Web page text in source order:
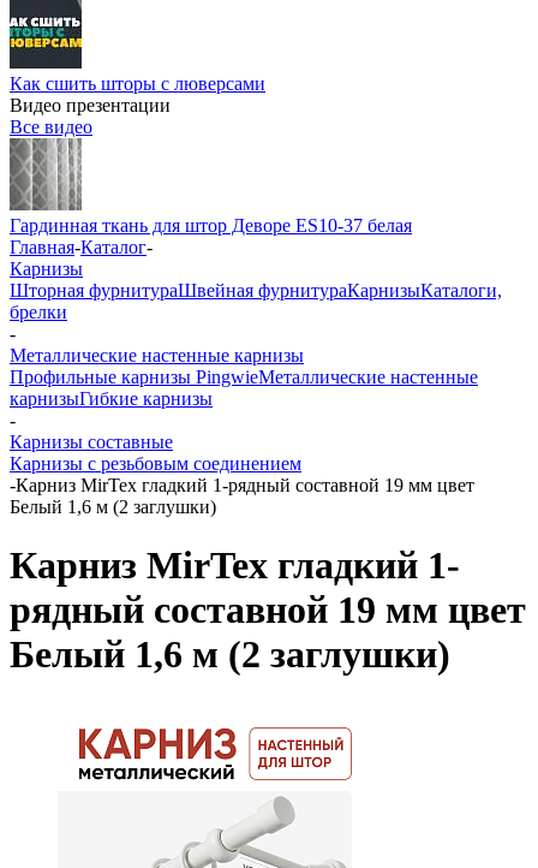
Как сшить шторы с люверсами
Видео презентации
Все видео
Гардинная ткань для штор Деворе ES10-37 белая
Главная-Каталог-
Карнизы
Шторная фурнитураШвейная фурнитураКарнизыКаталоги,
брелки
-
Металлические настенные карнизы
Профильные карнизы PingwieМеталлические настенные
карнизыГибкие карнизы
-
Карнизы составные
Карнизы с резьбовым соединением
-Карниз MirTex гладкий 1-рядный составной 19 мм цвет
Белый 1,6 м (2 заглушки)
Карниз MirTex гладкий 1-
рядный составной 19 мм цвет
Белый 1,6 м (2 заглушки)